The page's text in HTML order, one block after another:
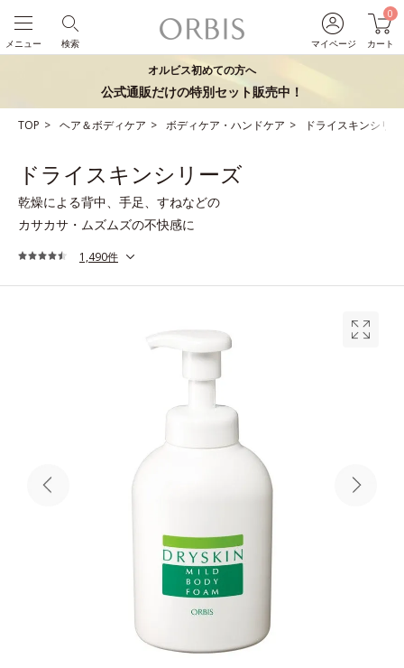
マイページ
0
カート
検索
メニュー
オルビス初めての方へ
公式通販だけの特別セット販売中！
TOP ヘア＆ボディケア ボディケア・ハンドケア ドライスキンシリ
ドライスキンシリーズ
乾燥による背中、手足、すねなどの
カサカサ・ムズムズの不快感に
1,490件